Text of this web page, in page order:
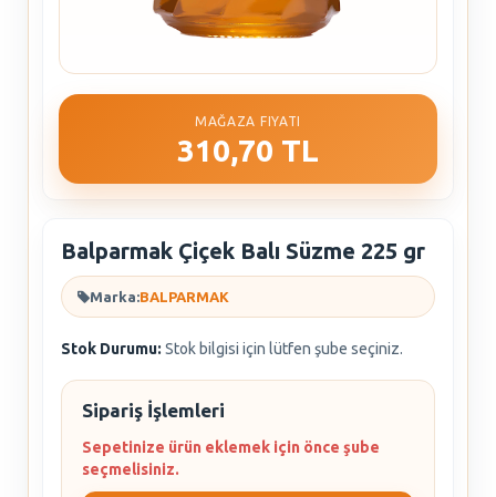
MAĞAZA FIYATI
310,70 TL
Balparmak Çiçek Balı Süzme 225 gr
Marka:BALPARMAK
Stok Durumu: Stok bilgisi için lütfen şube seçiniz.
Sipariş İşlemleri
Sepetinize ürün eklemek için önce şube
seçmelisiniz.